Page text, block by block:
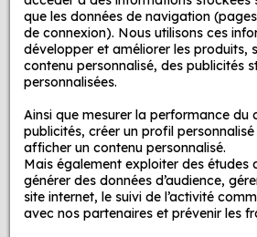
Une grande variété de motifs
nos Jdm Dubway 1 sont
large gamme de motifs et de
votre décoration.
Une installation facile : nos
à installer, même pour les
les décoller de leur support
la surface souhaitée. Vous
d’une raclette si besoin.
décoratifs
MPA Déco
Nos services
Nos sites
que les données de navigation
de connexion). Nous utilisons ces
développer et améliorer les produits,
contenu personnalisé, des publicités
personnalisées.
Ainsi que mesurer la performance du
publicités, créer un profil
afficher un contenu personnalisé.
Mais également exploiter des études
générer des données d’audience,
site internet, le suivi de l’activité
avec nos partenaires et prévenir les